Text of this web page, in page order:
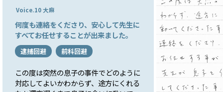
Voice.10 大麻
何度も連絡をくださり、安心して先生に
すべてお任せすることが出来ました。
逮捕回避 前科回避
この度は突然の息子の事件でどのように
対応してよいかわからず、途方にくれる